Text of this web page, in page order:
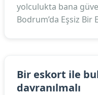
yolculukta bana
Bodrum’da Eşsiz Bir
Bir eskort ile
davranılmalı